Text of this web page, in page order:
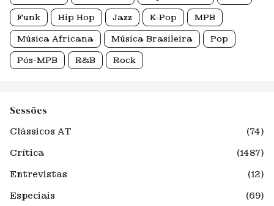
Funk Hip Hop Jazz K-Pop MPB
Música Africana Música Brasileira Pop
Pós-MPB R&B Rock
Sessões
Clássicos AT
(74)
Crítica
(1487)
Entrevistas
(12)
Especiais
(69)